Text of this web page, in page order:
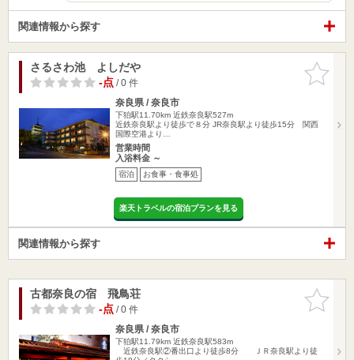
関連情報から探す
お気に入
りに追加
さるさわ池 よしだや
-点/ 0 件
奈良県 / 奈良市
下狛駅11.70km 近鉄奈良駅527m
近鉄奈良駅より徒歩で８分 JR奈良駅より徒歩15分 関西
国際空港より…
営業時間
入浴料金 ～
宿泊 お食事・食事処
楽天トラベルの宿泊プランを見る
関連情報から探す
お気に入
りに追加
古都奈良の宿 飛鳥荘
-点/ 0 件
奈良県 / 奈良市
下狛駅11.79km 近鉄奈良駅583m
近鉄奈良駅②番出口より徒歩8分 ＪＲ奈良駅より徒